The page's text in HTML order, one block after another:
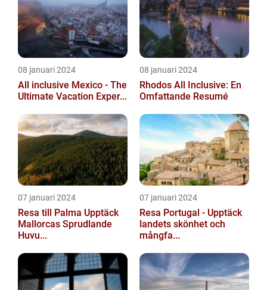
08 januari 2024
All inclusive Mexico - The
Ultimate Vacation Exper...
08 januari 2024
Rhodos All Inclusive: En
Omfattande Resumé
07 januari 2024
Resa till Palma Upptäck
Mallorcas Sprudlande
Huvu...
07 januari 2024
Resa Portugal - Upptäck
landets skönhet och
mångfa...